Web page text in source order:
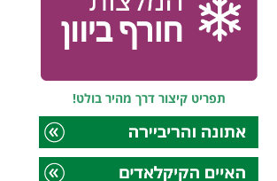
תפריט קיצור דרך מהיר בולט!